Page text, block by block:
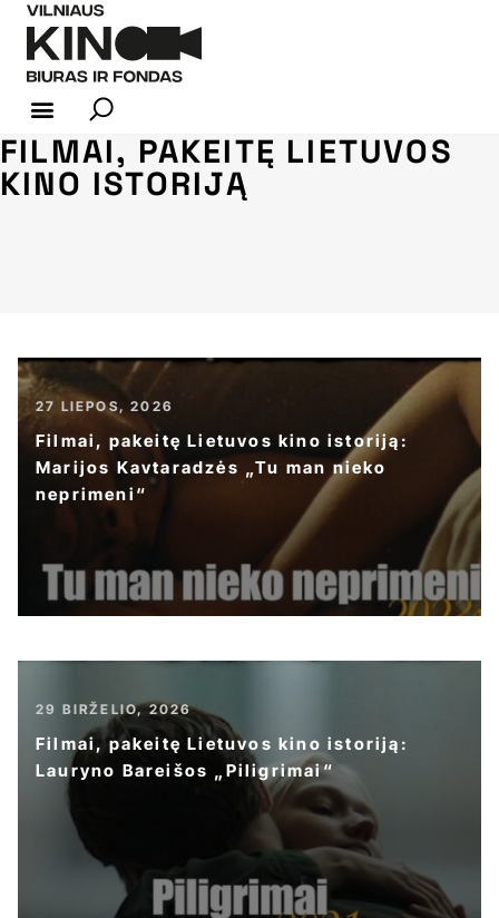
FILMAI, PAKEITĘ LIETUVOS
KINO ISTORIJĄ
27 LIEPOS, 2026
Filmai, pakeitę Lietuvos kino istoriją:
Marijos Kavtaradzės „Tu man nieko
neprimeni“
29 BIRŽELIO, 2026
Filmai, pakeitę Lietuvos kino istoriją:
Lauryno Bareišos „Piligrimai“